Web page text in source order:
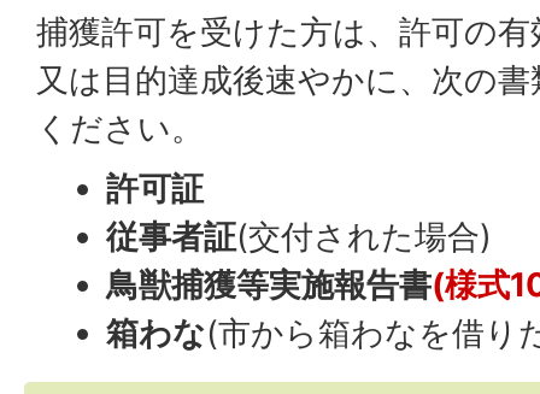
捕獲許可を受けた方は、許可の
又は目的達成後速やかに、次の
ください。
許可証
従事者証(交付された場合)
鳥獣捕獲等実施報告書(様式
箱わな(市から箱わなを借り